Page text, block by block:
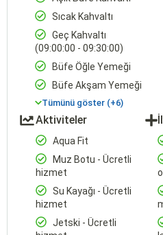
Sıcak Kahvaltı
Geç Kahvaltı
(09:00:00 - 09:30:00)
Büfe Öğle Yemeği
Büfe Akşam Yemeği
Tümünü göster (+6)
Aktiviteler
Aqua Fit
Muz Botu - Ücretli
hizmet
Su Kayağı - Ücretli
hizmet
Jetski - Ücretli